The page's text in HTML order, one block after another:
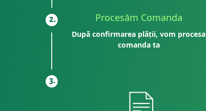
Procesăm Comanda
După confirmarea plății, vom procesa
comanda ta